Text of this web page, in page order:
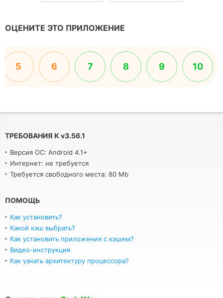
ОЦЕНИТЕ ЭТО ПРИЛОЖЕНИЕ
5 6 7 8 9 10
ТРЕБОВАНИЯ К v3.56.1
Версия ОС: Android 4.1+
Интернет: не требуется
Требуется свободного места: 80 Mb
ПОМОЩЬ
Как установить?
Какой кэш выбрать?
Как установить приложения с кэшем?
Видео-инструкция
Как узнать архитектуру процессора?